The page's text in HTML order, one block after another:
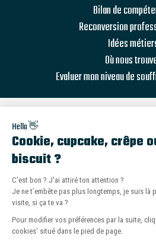
Bilan de
Reconversion
Idées
Où nous
Evaluer mon niveau de
Teste ton éligibilité en 2
Tester mon
Hello 👋
Cookie, cupcake, crêpe
biscuit ?
C’est bon ? J'ai attiré ton attention ?
Je ne t’embête pas plus longtemps, je suis
visite, si ça te va ?
Pour modifier vos préférences par la suite,
cookies' situé dans le pied de page.